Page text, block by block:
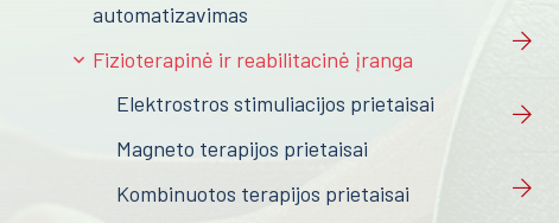
automatizavimas
Fizioterapinė ir reabilitacinė įranga
Elektrostros stimuliacijos prietaisai
Magneto terapijos prietaisai
Kombinuotos terapijos prietaisai